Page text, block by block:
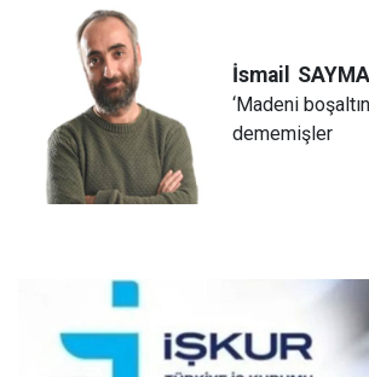
İsmail
‘Madeni
dememişler